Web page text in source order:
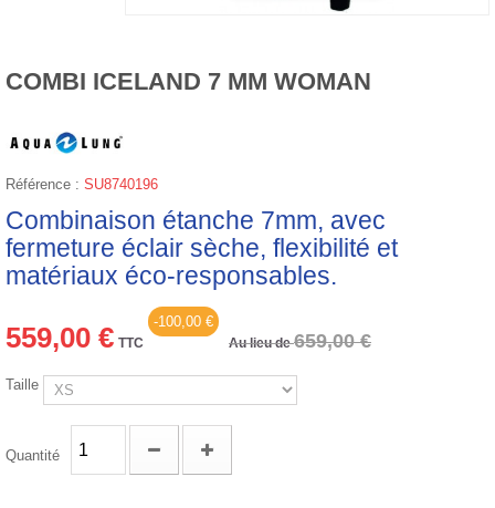
COMBI ICELAND 7 MM WOMAN
Référence : SU8740196
Combinaison étanche 7mm, avec
fermeture éclair sèche, flexibilité et
matériaux éco-responsables.
559,00 € TTC
-100,00 €
Au lieu de659,00 €
Taille
Quantité